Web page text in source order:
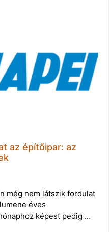
az építőipar: az
még nem látszik fordulat
éves
képest pedig …